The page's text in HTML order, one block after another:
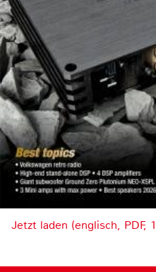
Jetzt laden (englisch, PDF,